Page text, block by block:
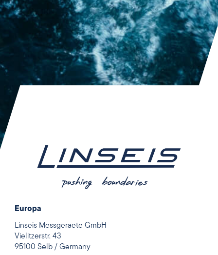
Europa
Linseis Messgeraete GmbH
Vielitzerstr. 43
95100 Selb / Germany